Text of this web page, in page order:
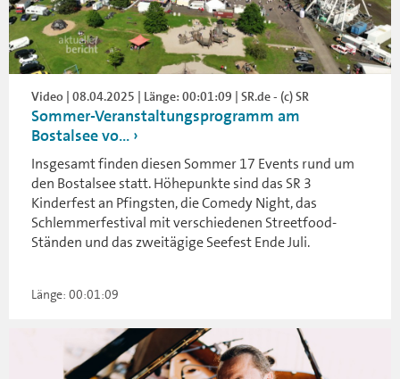
Video | 08.04.2025 | Länge: 00:01:09 | SR.de - (c) SR
Sommer-Veranstaltungsprogramm am
Bostalsee vo...
Insgesamt finden diesen Sommer 17 Events rund um
den Bostalsee statt. Höhepunkte sind das SR 3
Kinderfest an Pfingsten, die Comedy Night, das
Schlemmerfestival mit verschiedenen Streetfood-
Ständen und das zweitägige Seefest Ende Juli.
Länge: 00:01:09